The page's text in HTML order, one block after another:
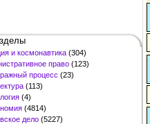
и космонавтика (304)
право (123)
процесс (23)
(113)
(4)
(4814)
дело (5227)